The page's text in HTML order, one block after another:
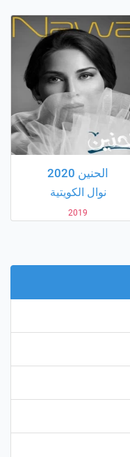
الحنين 2020
نوال الكويتية
2019